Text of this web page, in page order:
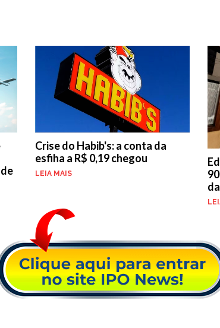
Crise do Habib's: a conta da
esfiha a R$ 0,19 chegou
LEIA MAIS